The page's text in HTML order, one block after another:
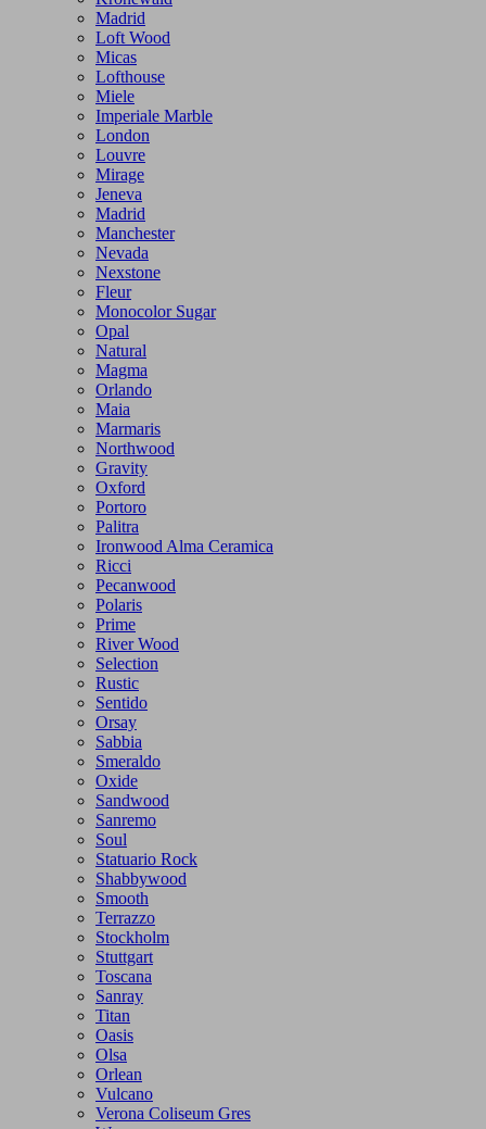
Madrid
Loft Wood
Micas
Lofthouse
Miele
Imperiale Marble
London
Louvre
Mirage
Jeneva
Madrid
Manchester
Nevada
Nexstone
Fleur
Monocolor Sugar
Opal
Natural
Magma
Orlando
Maia
Marmaris
Northwood
Gravity
Oxford
Portoro
Palitra
Ironwood Alma Ceramica
Ricci
Pecanwood
Polaris
Prime
River Wood
Selection
Rustic
Sentido
Orsay
Sabbia
Smeraldo
Oxide
Sandwood
Sanremo
Soul
Statuario Rock
Shabbywood
Smooth
Terrazzo
Stockholm
Stuttgart
Toscana
Sanray
Titan
Oasis
Olsa
Orlean
Vulcano
Verona Coliseum Gres